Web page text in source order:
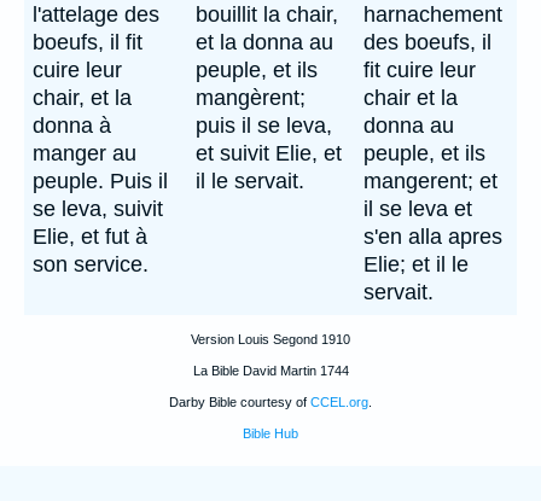
l'attelage des
boeufs, il fit
cuire leur
chair, et la
donna à
manger au
peuple. Puis il
se leva, suivit
Elie, et fut à
son service.
bouillit la chair,
et la donna au
peuple, et ils
mangèrent;
puis il se leva,
et suivit Elie, et
il le servait.
harnachement
des boeufs, il
fit cuire leur
chair et la
donna au
peuple, et ils
mangerent; et
il se leva et
s'en alla apres
Elie; et il le
servait.
Version Louis Segond 1910
La Bible David Martin 1744
Darby Bible courtesy of CCEL.org
Bible Hub